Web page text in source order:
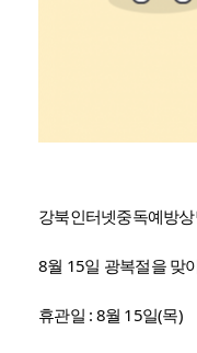
강북인터넷중독예방
8월 15일 광복절을 맞
휴관일 : 8월 15일(목)